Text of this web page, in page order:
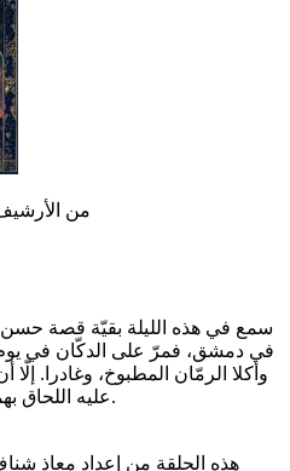
من
سمع في هذه الليلة بقيّة قصة حسن
في دمشق، فمرّ على الدكّان في
وأكلا الرمّان المطبوخ، وغادرا.
عليه اللحاق بهما، فتكّشفت الوقائع تباعًا.
هذه الحلقة من إعداد معاذ